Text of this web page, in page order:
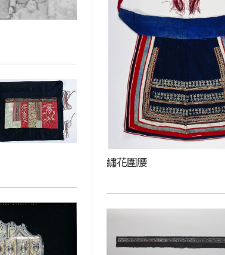
繡花圍腰